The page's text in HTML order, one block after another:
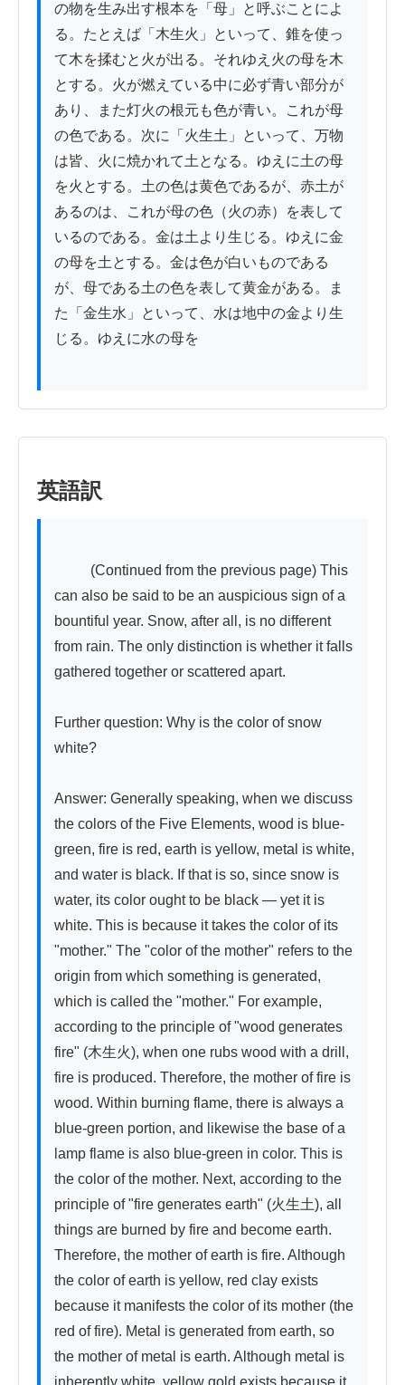
の物を生み出す根本を「母」と呼ぶことによ
る。たとえば「木生火」といって、錐を使っ
て木を揉むと火が出る。それゆえ火の母を木
とする。火が燃えている中に必ず青い部分が
あり、また灯火の根元も色が青い。これが母
の色である。次に「火生土」といって、万物
は皆、火に焼かれて土となる。ゆえに土の母
を火とする。土の色は黄色であるが、赤土が
あるのは、これが母の色（火の赤）を表して
いるのである。金は土より生じる。ゆえに金
の母を土とする。金は色が白いものである
が、母である土の色を表して黄金がある。ま
た「金生水」といって、水は地中の金より生
じる。ゆえに水の母を
英語訳
can also be said to be an auspicious sign of a
bountiful year. Snow, after all, is no different
from rain. The only distinction is whether it falls
gathered together or scattered apart.
Further question: Why is the color of snow
white?
Answer: Generally speaking, when we discuss
the colors of the Five Elements, wood is blue-
green, fire is red, earth is yellow, metal is white,
and water is black. If that is so, since snow is
water, its color ought to be black — yet it is
white. This is because it takes the color of its
"mother." The "color of the mother" refers to the
origin from which something is generated,
which is called the "mother." For example,
according to the principle of "wood generates
fire" (木生火), when one rubs wood with a drill,
fire is produced. Therefore, the mother of fire is
wood. Within burning flame, there is always a
blue-green portion, and likewise the base of a
lamp flame is also blue-green in color. This is
the color of the mother. Next, according to the
principle of "fire generates earth" (火生土), all
things are burned by fire and become earth.
Therefore, the mother of earth is fire. Although
the color of earth is yellow, red clay exists
because it manifests the color of its mother (the
red of fire). Metal is generated from earth, so
the mother of metal is earth. Although metal is
inherently white, yellow gold exists because it